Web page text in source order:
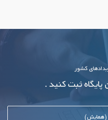
کشور
ثبت کنید .
(همایش)